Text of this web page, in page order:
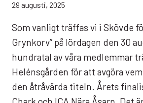
29 augusti, 2025
Som vanligt träffas vi i Skövde
Grynkorv” på lördagen den 30
hundratal av våra medlemmar
Helénsgården för att avgöra
den åtråvärda titeln. Årets